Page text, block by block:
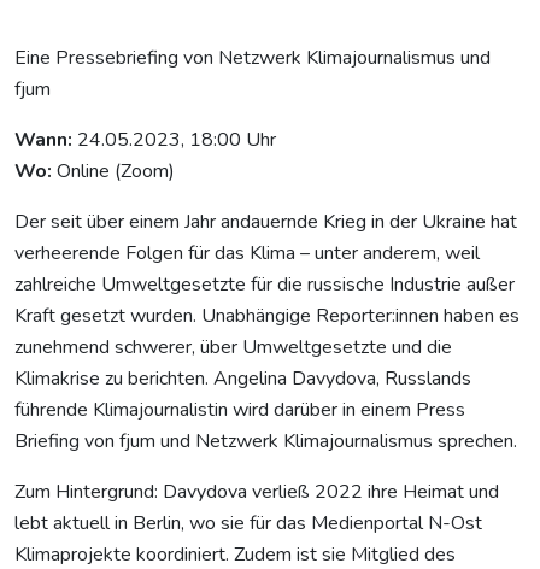
Eine Pressebriefing von Netzwerk Klimajournalismus und
fjum
Wann: 24.05.2023, 18:00 Uhr
Wo: Online (Zoom)
Der seit über einem Jahr andauernde Krieg in der Ukraine hat
verheerende Folgen für das Klima – unter anderem, weil
zahlreiche Umweltgesetzte für die russische Industrie außer
Kraft gesetzt wurden. Unabhängige Reporter:innen haben es
zunehmend schwerer, über Umweltgesetzte und die
Klimakrise zu berichten. Angelina Davydova, Russlands
führende Klimajournalistin wird darüber in einem Press
Briefing von fjum und Netzwerk Klimajournalismus sprechen.
Zum Hintergrund: Davydova verließ 2022 ihre Heimat und
lebt aktuell in Berlin, wo sie für das Medienportal N-Ost
Klimaprojekte koordiniert. Zudem ist sie Mitglied des